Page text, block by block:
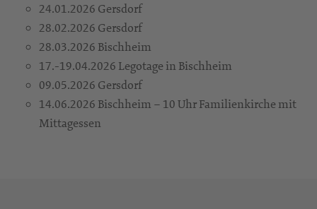
24.01.2026 Gersdorf
28.02.2026 Gersdorf
28.03.2026 Bischheim
17.-19.04.2026 Legotage in Bischheim
09.05.2026 Gersdorf
14.06.2026 Bischheim – 10 Uhr Familienkirche mit
Mittagessen